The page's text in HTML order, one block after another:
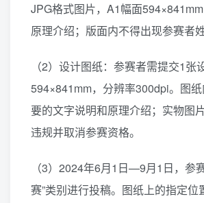
JPG格式图片，A1幅面
原理介绍；版面内不得出现参赛者
（2）设计图纸：参赛者需提交1
594×841mm，分辨率300dpi。图
要的文字说明和原理介绍；实物图
违规并取消参赛资格。
（3）2024年6月1日—9月1日，参
赛”类别进行投稿。图纸上的指定